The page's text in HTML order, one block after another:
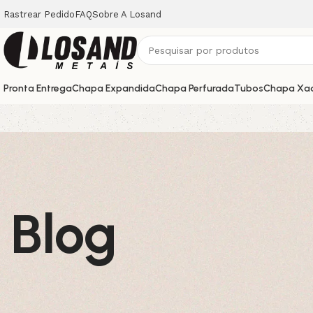
Rastrear Pedido FAQSobre A Losand
Pronta EntregaChapa ExpandidaChapa PerfuradaTubosChapa
Blog